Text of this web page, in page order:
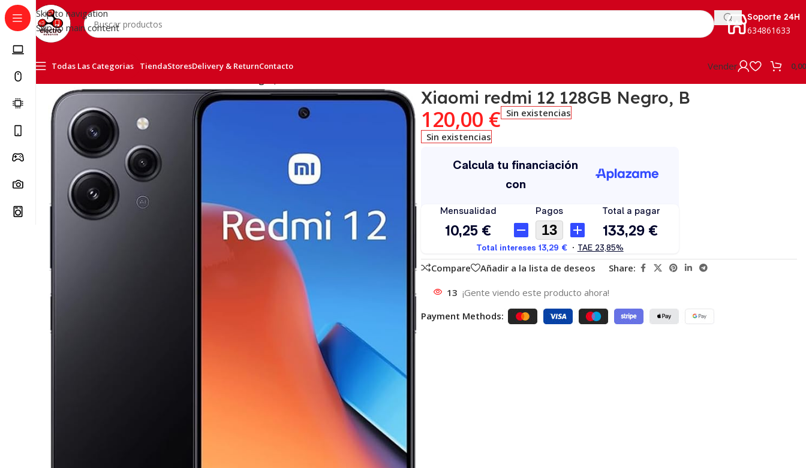
Skip to navigation
Skip to main content
Soporte 24H
634861633
Todas Las Categorias TiendaStoresDelivery & ReturnContacto Vender
Xiaomi redmi 12 128GB Negro, B
120,00 € Sin existencias
Sin existencias
Compare Añadir a la lista de deseos Share:
13 ¡Gente viendo este producto ahora!
Payment Methods: